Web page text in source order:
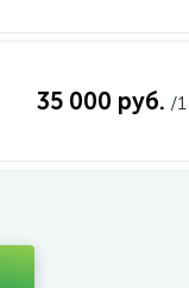
35 000 руб. /